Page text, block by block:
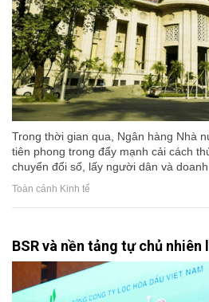
Trong thời gian qua, Ngân hàng Nhà
tiên phong trong đẩy mạnh cải cách
chuyển đổi số, lấy người dân và
Toàn cảnh Kinh tế
BSR và nền tảng tự chủ nhiên